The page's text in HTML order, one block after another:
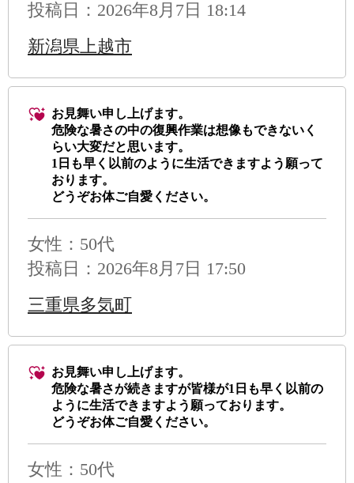
などの農産物に日本酒やクラフトビールな
どの地酒も盛岡ブランド品に認定されてい
ます。
投稿日：2026年8月7日 18:14
新潟県上越市
お見舞い申し上げます。
危険な暑さの中の復興作業は想像もできないく
らい大変だと思います。
1日も早く以前のように生活できますよう願って
おります。
どうぞお体ご自愛ください。
女性：50代
投稿日：2026年8月7日 17:50
三重県多気町
お見舞い申し上げます。
危険な暑さが続きますが皆様が1日も早く以前の
ように生活できますよう願っております。
どうぞお体ご自愛ください。
女性：50代